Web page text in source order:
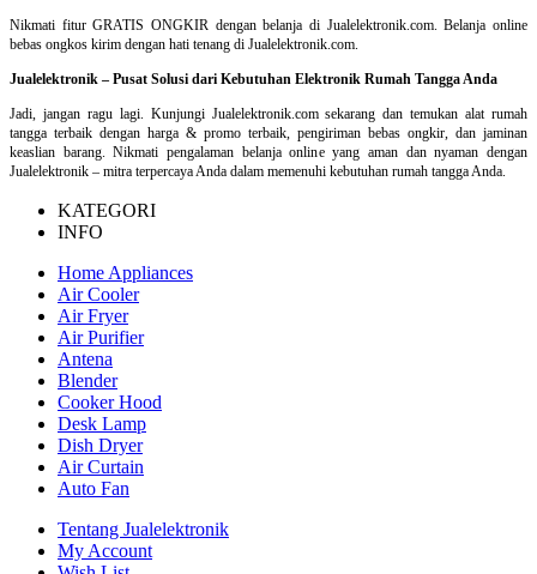
Nikmati fitur GRATIS ONGKIR dengan belanja di Jualelektronik.com. Belanja online
bebas ongkos kirim dengan hati tenang di Jualelektronik.com.
Jualelektronik – Pusat Solusi dari Kebutuhan Elektronik Rumah Tangga Anda
Jadi, jangan ragu lagi. Kunjungi Jualelektronik.com sekarang dan temukan alat rumah
tangga terbaik dengan harga & promo terbaik, pengiriman bebas ongkir, dan jaminan
keaslian barang. Nikmati pengalaman belanja online yang aman dan nyaman dengan
Jualelektronik – mitra terpercaya Anda dalam memenuhi kebutuhan rumah tangga Anda.
KATEGORI
INFO
Home Appliances
Air Cooler
Air Fryer
Air Purifier
Antena
Blender
Cooker Hood
Desk Lamp
Dish Dryer
Air Curtain
Auto Fan
Tentang Jualelektronik
My Account